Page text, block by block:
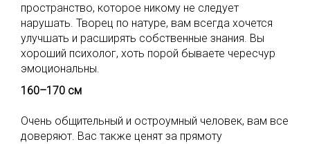
пространство, которое никому не следует
нарушать. Творец по натуре, вам всегда хочется
улучшать и расширять собственные знания. Вы
хороший психолог, хоть порой бываете чересчур
эмоциональны.
160–170 см
Очень общительный и остроумный человек, вам все
доверяют. Вас также ценят за прямоту